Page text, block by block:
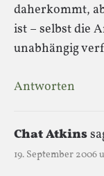
daherkommt,
ist – selbst die
unabhängig
Antworten
Chat Atkins
19. September 2006